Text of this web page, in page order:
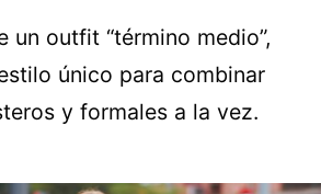
un outfit “término medio”,
único para combinar
y formales a la vez.